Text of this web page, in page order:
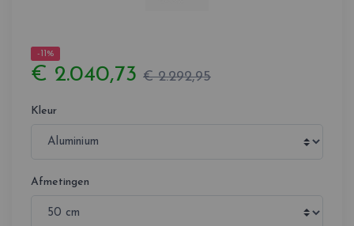
-11%
€ 2.040,73 € 2.292,95
Kleur
Afmetingen